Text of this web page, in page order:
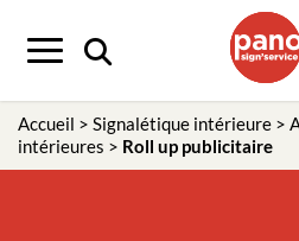
Menu
Accueil > Signalétique intérieure >
intérieures > Roll up publicitaire
Panneau de gestion des cookies